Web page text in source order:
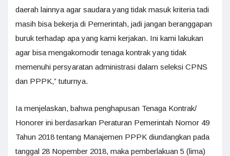
daerah lainnya agar saudara yang tidak masuk kriteria tadi
masih bisa bekerja di Pemerintah, jadi jangan beranggapan
buruk terhadap apa yang kami kerjakan. Ini kami lakukan
agar bisa mengakomodir tenaga kontrak yang tidak
memenuhi persyaratan administrasi dalam seleksi CPNS
dan PPPK,” tuturnya.
Ia menjelaskan, bahwa penghapusan Tenaga Kontrak/
Honorer ini berdasarkan Peraturan Pemerintah Nomor 49
Tahun 2018 tentang Manajemen PPPK diundangkan pada
tanggal 28 Nopember 2018, maka pemberlakuan 5 (lima)